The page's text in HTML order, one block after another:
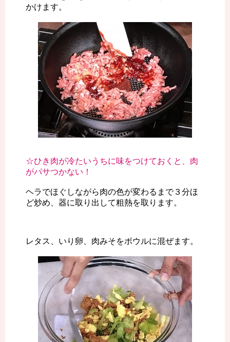
かけます。
☆ひき肉が冷たいうちに味をつけておくと、肉
がパサつかない！
ヘラでほぐしながら肉の色が変わるまで３分ほ
ど炒め、器に取り出して粗熱を取ります。
レタス、いり卵、肉みそをボウルに混ぜます。